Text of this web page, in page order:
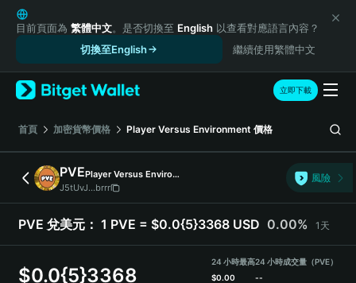
English
日本語
Русский
Español (Latinoamérica)
Türkçe
Italiano
Deutsch
简体中文
繁體中文
Português (Portugal)
हिन्दी
目前頁面為 繁體中文。是否切換至 English 以查看對應語言內容？
切換至English
繼續使用繁體中文
立即下載
首頁 加密貨幣價格 Player Versus Environment 價格
PVE
Player Versus Environment
J5tUvJ...brrr
風險
PVE 兌美元： 1 PVE = $0.0{5}3368 USD 0.00% 1天
$0.0{5}3368
24 小時最高
$0.00
24 小時成交量（PVE）
--